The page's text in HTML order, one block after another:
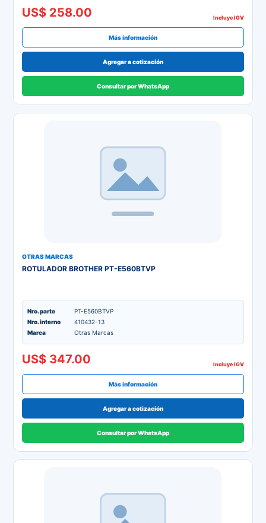
US$ 258.00 Incluye IGV
Más información
Agregar a cotización
Consultar por WhatsApp
OTRAS MARCAS
ROTULADOR BROTHER PT-E560BTVP
Nro. parte
PT-E560BTVP
Nro. interno
410432-13
Marca
Otras Marcas
US$ 347.00 Incluye IGV
Más información
Agregar a cotización
Consultar por WhatsApp